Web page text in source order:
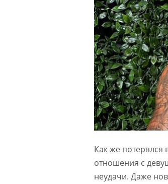
Как же потерялся
отношения с
неудачи. Даже